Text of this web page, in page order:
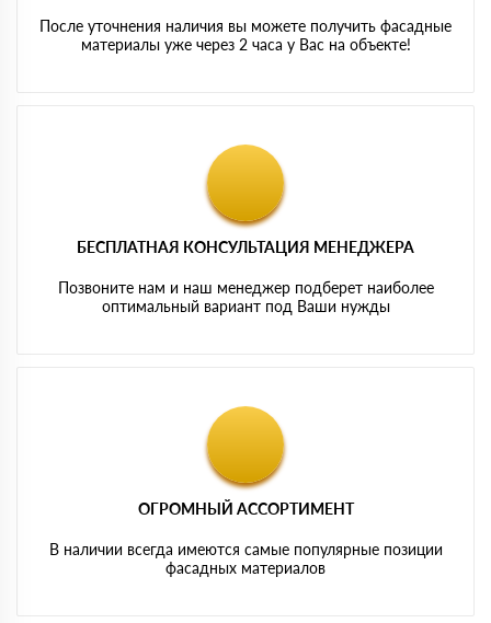
После уточнения наличия вы можете получить фасадные
материалы уже через 2 часа у Вас на объекте!
БЕСПЛАТНАЯ КОНСУЛЬТАЦИЯ МЕНЕДЖЕРА
Позвоните нам и наш менеджер подберет наиболее
оптимальный вариант под Ваши нужды
ОГРОМНЫЙ АССОРТИМЕНТ
В наличии всегда имеются самые популярные позиции
фасадных материалов